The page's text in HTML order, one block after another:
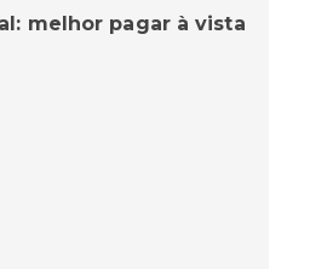
melhor pagar à vista